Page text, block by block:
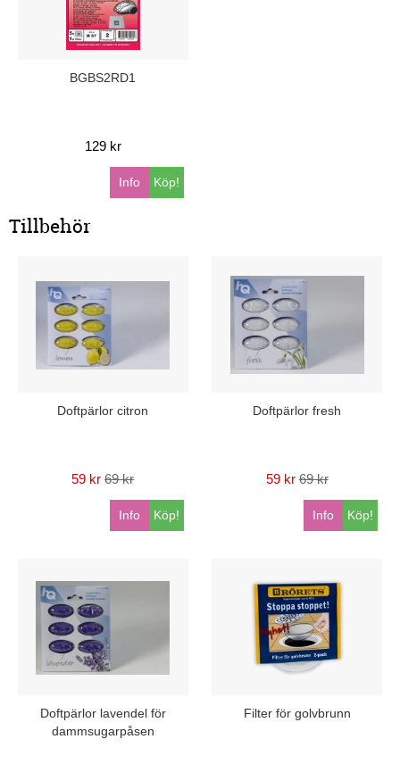
BGBS2RD1
129 kr
Köp!
Info
Tillbehör
Doftpärlor citron
59 kr 69 kr
Köp!
Info
Doftpärlor fresh
59 kr 69 kr
Köp!
Info
Doftpärlor lavendel för
dammsugarpåsen
Filter för golvbrunn